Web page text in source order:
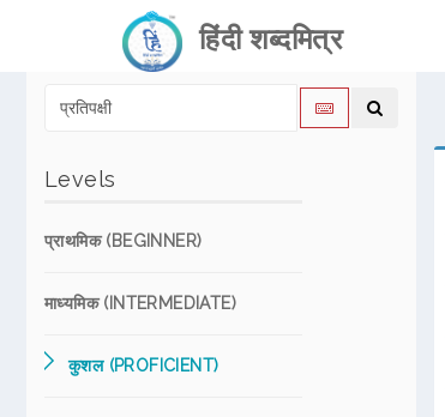
हिंदी शब्दमित्र
Levels
प्राथमिक (BEGINNER)
माध्यमिक (INTERMEDIATE)
कुशल (PROFICIENT)